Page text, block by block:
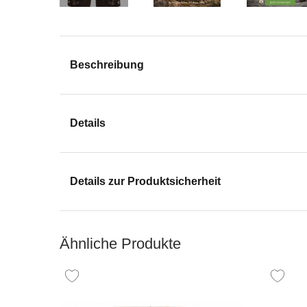
Beschreibung
Details
Details zur Produktsicherheit
Ähnliche Produkte